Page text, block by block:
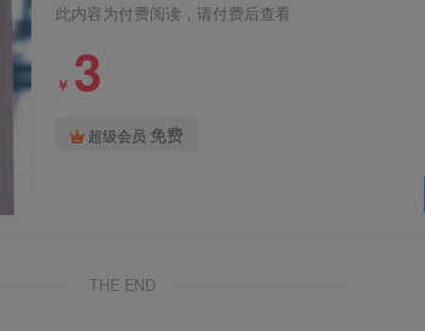
此内容为付费阅读，请付费后查看
￥ 3
超级会员 免费
THE END